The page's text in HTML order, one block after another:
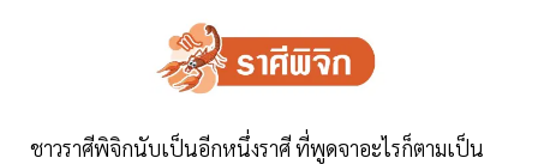
ชาวราศีพิจิกนับเป็นอีกหนึ่งราศี ที่พูดจาอะไรก็ตามเป็น